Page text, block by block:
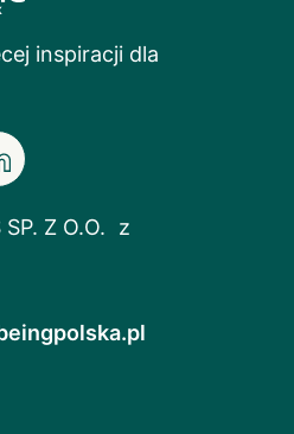
inspiracji dla
SP. Z O.O. z